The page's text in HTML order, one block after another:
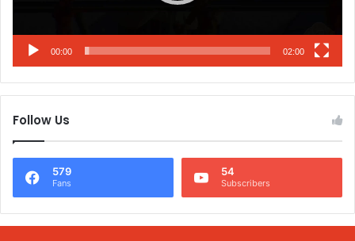
00:00 02:00
Follow Us
579
Fans
54
Subscribers